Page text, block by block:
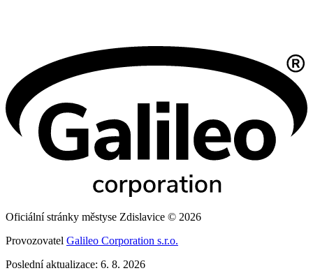
Oficiální stránky městyse Zdislavice © 2026
Provozovatel Galileo Corporation s.r.o.
Poslední aktualizace: 6. 8. 2026